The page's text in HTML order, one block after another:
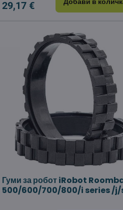
29,17 €
Гуми за робот iRobot
500/600/700/800/i series /j/